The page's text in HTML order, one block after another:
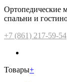
Ортопедические
спальни и
+7 (861) 217-59-54
Товары+